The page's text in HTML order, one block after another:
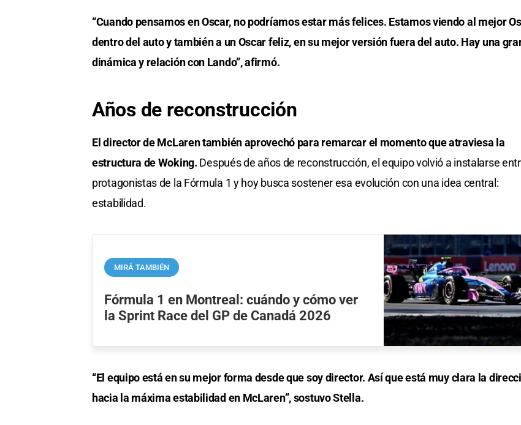
“Cuando pensamos en Oscar, no podríamos estar más felices. Estamos viendo al mejor
dentro del auto y también a un Oscar feliz, en su mejor versión fuera del auto. Hay una
dinámica y relación con Lando”, afirmó.
Años de reconstrucción
El director de McLaren también aprovechó para remarcar el momento que atraviesa la
estructura de Woking. Después de años de reconstrucción, el equipo volvió a instalarse
protagonistas de la Fórmula 1 y hoy busca sostener esa evolución con una idea central:
estabilidad.
MIRÁ TAMBIÉN
Fórmula 1 en Montreal: cuándo y cómo ver
la Sprint Race del GP de Canadá 2026
“El equipo está en su mejor forma desde que soy director. Así que está muy clara la
hacia la máxima estabilidad en McLaren”, sostuvo Stella.